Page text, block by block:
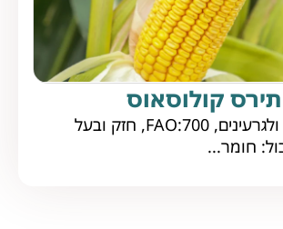
תירס קולוסאוס
תירס לתחמיץ ולגרעינים, FAO:700, חזק ובעל
חומר...